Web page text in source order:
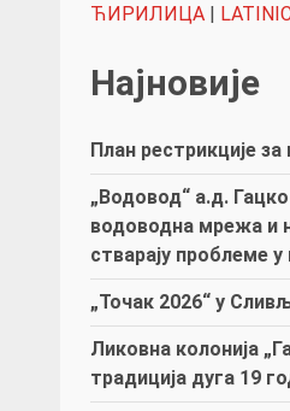
ЋИРИЛИЦА |
Најновије
План рестрикције
„Водовод“ а.д.
водоводна мрежа и
стварају проблеме
„Точак 2026“ у
Ликовна колонија
традиција дуга 19